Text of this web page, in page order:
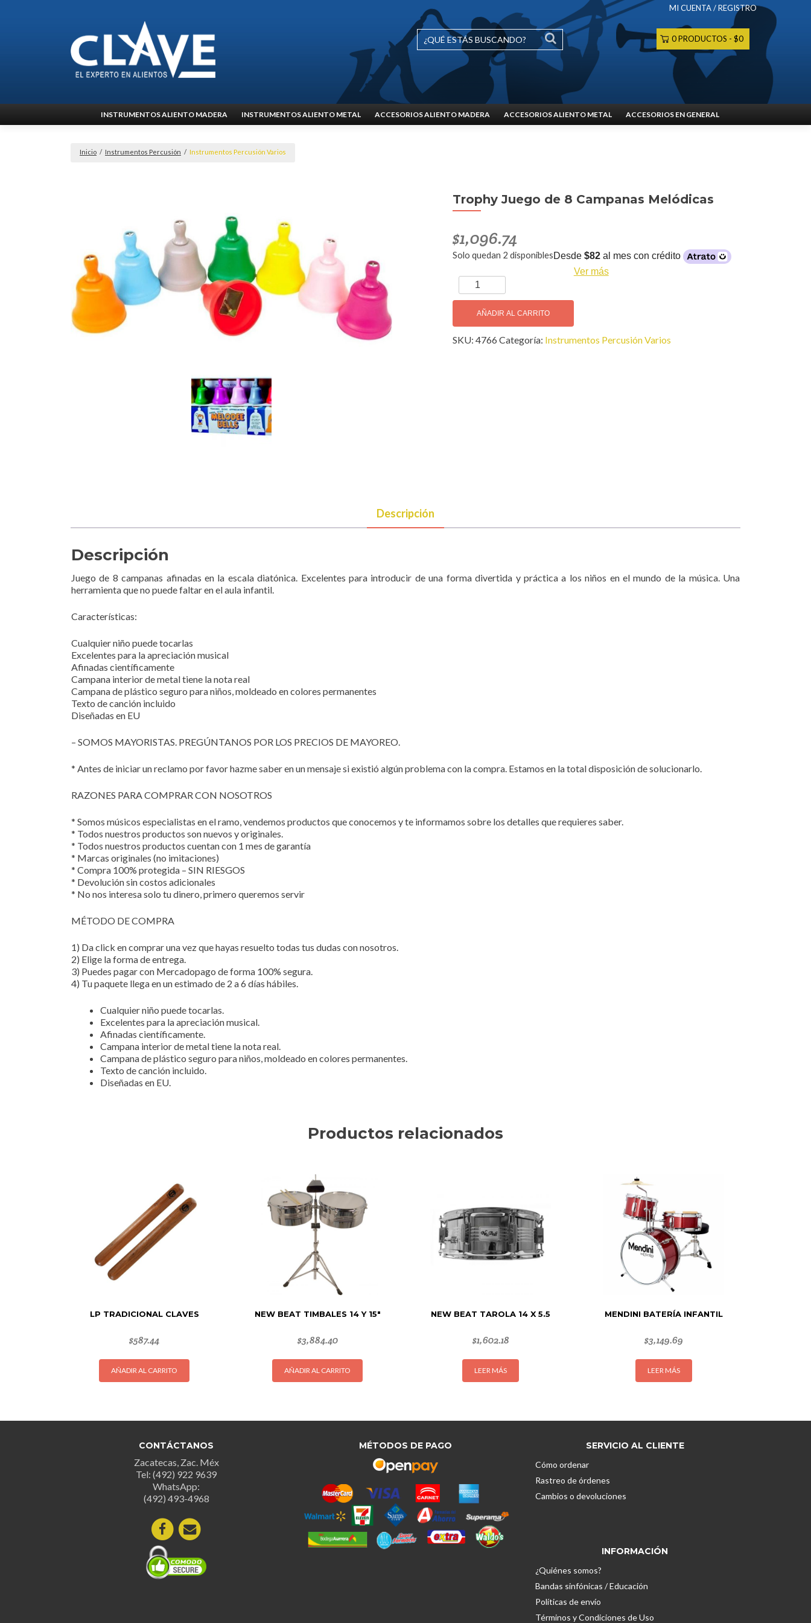
MI CUENTA / REGISTRO
0 PRODUCTOS $0
al
INSTRUMENTOS ALIENTO MADERA INSTRUMENTOS ALIENTO METAL ACCESORIOS ALIENTO MADERA ACCESORIOS ALIENTO METAL ACCESORIOS EN GENERAL
Inicio / Instrumentos Percusión / Instrumentos Percusión Varios
Trophy Juego de 8 Campanas Melódicas
$1,096.74
Solo quedan 2 disponibles
Trophy
Juego
8
Campanas
AÑADIR AL CARRITO
Desde $82al mes con crédito
Ver más
SKU: 4766 Categoría: Instrumentos Percusión Varios
Descripción
Descripción
Juego de 8 campanas afinadas en la escala diatónica. Excelentes para introducir de una forma divertida y práctica a los niños en el mundo de la música. Una
herramienta que no puede faltar en el aula infantil.
Características:
Cualquier niño puede tocarlas
Excelentes para la apreciación musical
Afinadas científicamente
Campana interior de metal tiene la nota real
Campana de plástico seguro para niños, moldeado en colores permanentes
Texto de canción incluido
Diseñadas en EU
– SOMOS MAYORISTAS. PREGÚNTANOS POR LOS PRECIOS DE MAYOREO.
* Antes de iniciar un reclamo por favor hazme saber en un mensaje si existió algún problema con la compra. Estamos en la total disposición de solucionarlo.
RAZONES PARA COMPRAR CON NOSOTROS
* Somos músicos especialistas en el ramo, vendemos productos que conocemos y te informamos sobre los detalles que requieres saber.
* Todos nuestros productos son nuevos y originales.
* Todos nuestros productos cuentan con 1 mes de garantía
* Marcas originales (no imitaciones)
* Compra 100% protegida – SIN RIESGOS
* Devolución sin costos adicionales
* No nos interesa solo tu dinero, primero queremos servir
MÉTODO DE COMPRA
1) Da click en comprar una vez que hayas resuelto todas tus dudas con nosotros.
2) Elige la forma de entrega.
3) Puedes pagar con Mercadopago de forma 100% segura.
4) Tu paquete llega en un estimado de 2 a 6 días hábiles.
Cualquier niño puede tocarlas.
Excelentes para la apreciación musical.
Afinadas científicamente.
Campana interior de metal tiene la nota real.
Campana de plástico seguro para niños, moldeado en colores permanentes.
Texto de canción incluido.
Diseñadas en EU.
Productos relacionados
LP TRADICIONAL CLAVES
$587.44
AÑADIR AL CARRITO
NEW BEAT TIMBALES 14 Y 15″
$3,884.40
AÑADIR AL CARRITO
NEW BEAT TAROLA 14 X 5.5
$1,602.18
LEER MÁS
MENDINI BATERÍA INFANTIL
$3,149.69
LEER MÁS
CONTÁCTANOS
Zacatecas, Zac. Méx
Tel: (492) 922 9639
WhatsApp:
(492) 493-4968
MÉTODOS DE PAGO SERVICIO AL CLIENTE
Cómo ordenar
Rastreo de órdenes
Cambios o devoluciones
INFORMACIÓN
¿Quiénes somos?
Bandas sinfónicas / Educación
Políticas de envío
Términos y Condiciones de Uso